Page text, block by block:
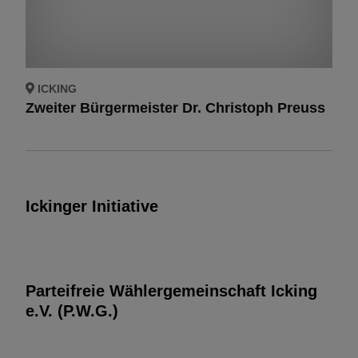
ICKING
Zweiter Bürgermeister Dr. Christoph Preuss
Ickinger Initiative
Parteifreie Wählergemeinschaft Icking
e.V. (P.W.G.)